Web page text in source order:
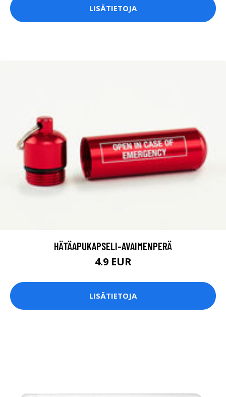
LISÄTIETOJA
HÄTÄAPUKAPSELI-AVAIMENPERÄ
4.9 EUR
LISÄTIETOJA